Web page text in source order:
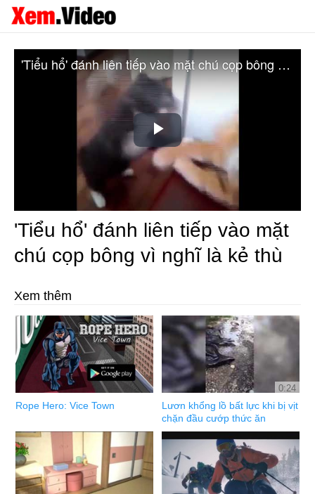
Play
Video
'Tiểu hổ' đánh liên tiếp vào mặt chú cọp bông vì nghĩ là kẻ thù
'Tiểu hổ' đánh liên tiếp vào mặt
chú cọp bông vì nghĩ là kẻ thù
Xem thêm
Rope Hero: Vice Town
0:24
Lươn khổng lồ bất lực khi bị vịt
chặn đầu cướp thức ăn